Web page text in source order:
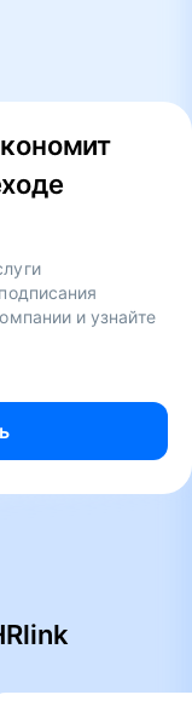
и узнайте